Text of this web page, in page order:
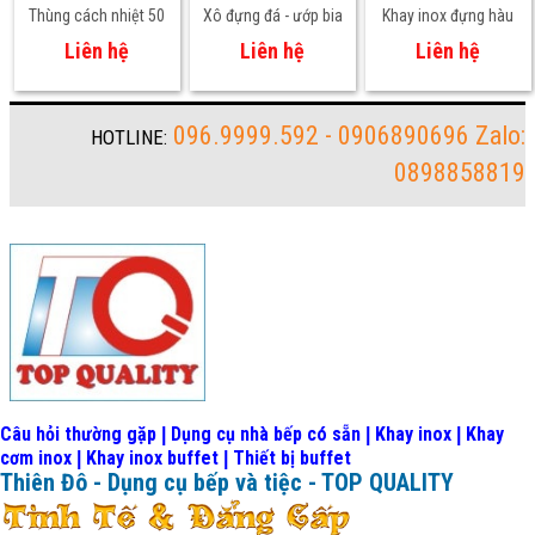
Thùng cách nhiệt 50
lít không vòi
Liên hệ
Xô đựng đá - ướp bia
rượu champagne
bằng nhựa trong suốt
Liên hệ
Khay inox đựng hàu
Liên hệ
HOTLINE: 096.9999.592 - 0906890696 Zalo:
0898858819
Câu hỏi thường gặp Dụng cụ nhà bếp có sẵn Khay inox
Khay
cơm inox
Khay inox buffet Thiết bị buffet
Thiên Đô - Dụng cụ bếp và tiệc - TOP QUALITY